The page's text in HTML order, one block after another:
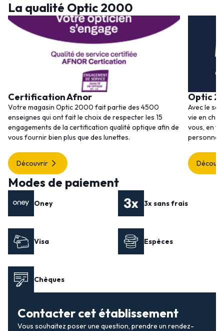
La qualité Optic 2000
Certification Afnor
Votre magasin Optic 2000 fait partie des 4500
enseignes qui ont fait le choix de respecter les 15
engagements de la certification qualité optique afin de
vous fournir bien plus que des lunettes.
Découvrir
Optic
Avec le
vie en
vous, en
Modes de paiement
Oney 3x sans frais
Visa Espèces
Chèques
Contacter cet établissement
Vous souhaitez poser une question, prendre un rendez-